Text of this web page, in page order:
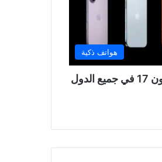
هواتف ذكية
مقارنة بين أسعار آيفون 17 في جميع الدول